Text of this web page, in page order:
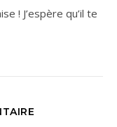
! J’espère qu’il te